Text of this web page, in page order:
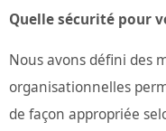
Quelle sécurité pour
Nous avons défini des
organisationnelles
de façon appropriée